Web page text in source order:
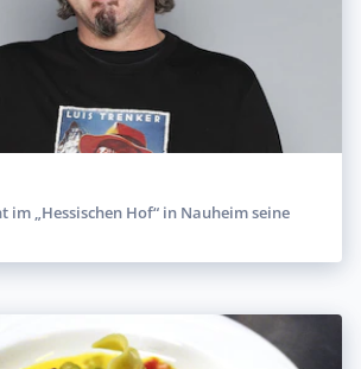
im „Hessischen Hof“ in Nauheim seine